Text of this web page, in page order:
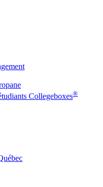
Collegeboxes®